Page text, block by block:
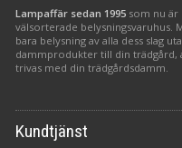
Lampaffär sedan 1995 som nu är
välsorterade belysningsvaruhus.
bara belysning av alla dess slag
dammprodukter till din trädgård,
trivas med din trädgårdsdamm.
Kundtjänst